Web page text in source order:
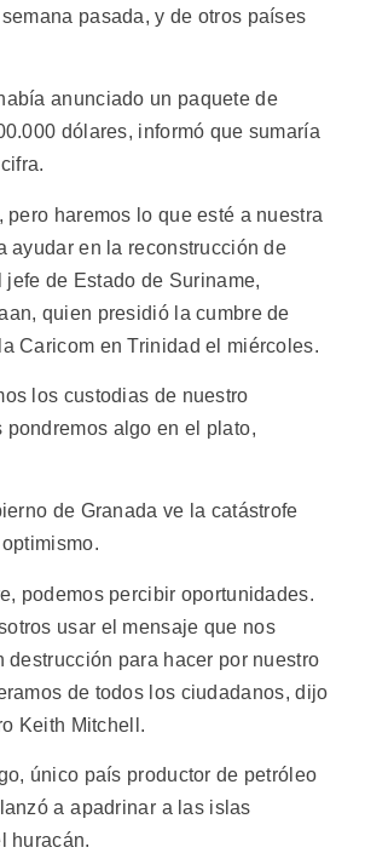
pasada, y de otros países
anunciado un paquete de
dólares, informó que sumaría
pero haremos lo que esté a nuestra
ayudar en la reconstrucción de
jefe de Estado de Suriname,
quien presidió la cumbre de
Caricom en Trinidad el miércoles.
los custodias de nuestro
pondremos algo en el plato,
de Granada ve la catástrofe
podemos percibir oportunidades.
usar el mensaje que nos
destrucción para hacer por nuestro
de todos los ciudadanos, dijo
Keith Mitchell.
único país productor de petróleo
a apadrinar a las islas
huracán.